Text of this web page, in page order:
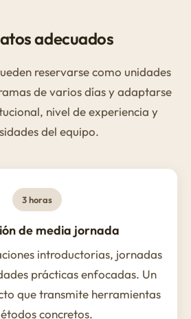
adecuados
reservarse como unidades
de varios días y adaptarse
nivel de experiencia y
del equipo.
3 horas
de media jornada
introductorias, jornadas
prácticas enfocadas. Un
que transmite herramientas
concretos.